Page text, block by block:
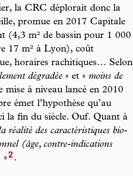
la CRC déplorait donc la
promue en 2017 Capitale
(4,3 m² de bassin pour 1 000
17 m² à Lyon), coût
horaires rachitiques… Selon
dégradée » et « moins de
mise à niveau lancé en 2010
émet l’hypothèse qu’au
la fin du siècle. Ouf. Quant à
réalité des caractéristiques bio-
(âge, contre-indications
»2 .